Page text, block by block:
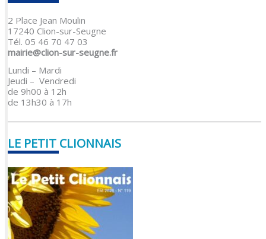
2 Place Jean Moulin
17240 Clion-sur-Seugne
Tél. 05 46 70 47 03
mairie@clion-sur-seugne.fr
Lundi – Mardi
Jeudi – Vendredi
de 9h00 à 12h
de 13h30 à 17h
LE PETIT CLIONNAIS